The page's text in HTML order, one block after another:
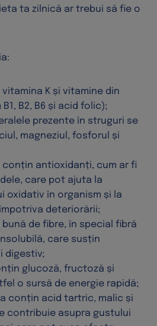
ta zilnică ar trebui să fie o
K și vitamine din
B2, B6 și acid folic);
prezente în struguri se
magneziul, fosforul și
antioxidanți, cum ar fi
care pot ajuta la
oxidativ în organism și la
deteriorării;
bună de fibre, în special fibră
care susțin
digestiv;
glucoză, fructoză și
o sursă de energie rapidă;
conțin acid tartric, malic și
contribuie asupra gustului